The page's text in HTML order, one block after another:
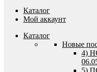
Каталог
Мой аккаунт
Каталог
Новые
4)
5)